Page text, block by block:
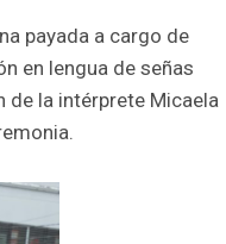
payada a cargo de
en lengua de señas
de la intérprete Micaela